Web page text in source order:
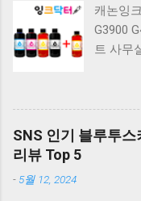
베이지
RGB 게
일반형.
COX
CK01
하실 때,
캐논잉
G3900
트 사무
논
러 잉크
캐논 G
G1900
SNS 인기 블루투
리뷰 Top 5
- 5월 12, 2024